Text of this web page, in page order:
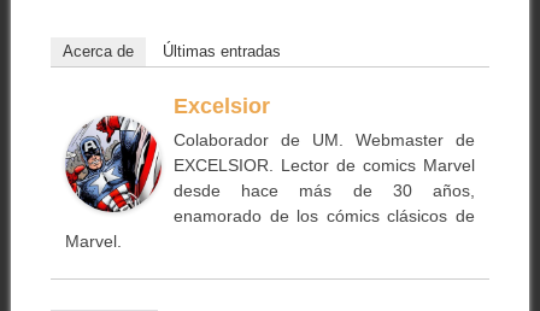
Acerca de Últimas entradas
Excelsior
Colaborador de UM. Webmaster de
EXCELSIOR. Lector de comics Marvel
desde hace más de 30 años,
enamorado de los cómics clásicos de
Marvel.